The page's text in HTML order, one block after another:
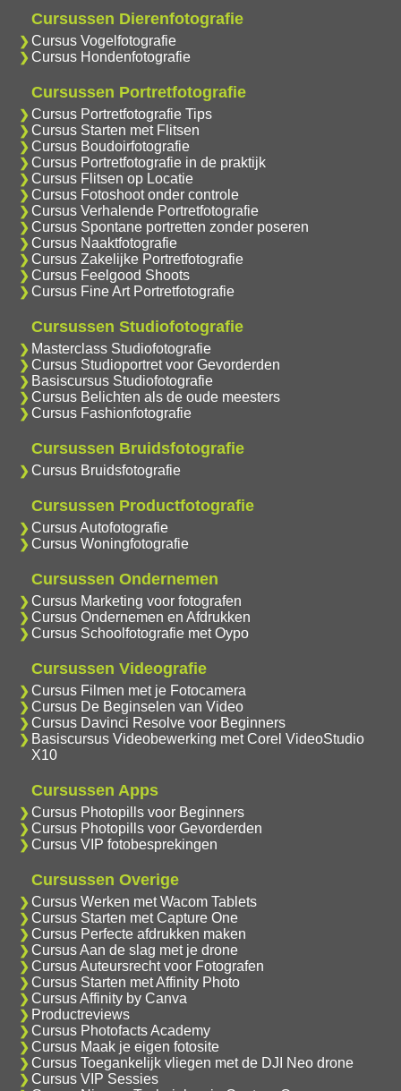
Cursussen Dierenfotografie
Cursus Vogelfotografie
Cursus Hondenfotografie
Cursussen Portretfotografie
Cursus Portretfotografie Tips
Cursus Starten met Flitsen
Cursus Boudoirfotografie
Cursus Portretfotografie in de praktijk
Cursus Flitsen op Locatie
Cursus Fotoshoot onder controle
Cursus Verhalende Portretfotografie
Cursus Spontane portretten zonder poseren
Cursus Naaktfotografie
Cursus Zakelijke Portretfotografie
Cursus Feelgood Shoots
Cursus Fine Art Portretfotografie
Cursussen Studiofotografie
Masterclass Studiofotografie
Cursus Studioportret voor Gevorderden
Basiscursus Studiofotografie
Cursus Belichten als de oude meesters
Cursus Fashionfotografie
Cursussen Bruidsfotografie
Cursus Bruidsfotografie
Cursussen Productfotografie
Cursus Autofotografie
Cursus Woningfotografie
Cursussen Ondernemen
Cursus Marketing voor fotografen
Cursus Ondernemen en Afdrukken
Cursus Schoolfotografie met Oypo
Cursussen Videografie
Cursus Filmen met je Fotocamera
Cursus De Beginselen van Video
Cursus Davinci Resolve voor Beginners
Basiscursus Videobewerking met Corel VideoStudio
X10
Cursussen Apps
Cursus Photopills voor Beginners
Cursus Photopills voor Gevorderden
Cursus VIP fotobesprekingen
Cursussen Overige
Cursus Werken met Wacom Tablets
Cursus Starten met Capture One
Cursus Perfecte afdrukken maken
Cursus Aan de slag met je drone
Cursus Auteursrecht voor Fotografen
Cursus Starten met Affinity Photo
Cursus Affinity by Canva
Productreviews
Cursus Photofacts Academy
Cursus Maak je eigen fotosite
Cursus Toegankelijk vliegen met de DJI Neo drone
Cursus VIP Sessies